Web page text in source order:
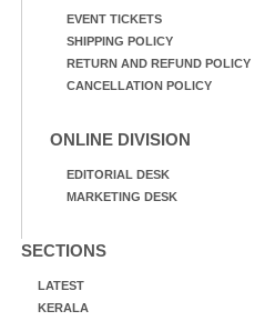
EVENT TICKETS
SHIPPING POLICY
RETURN AND REFUND POLICY
CANCELLATION POLICY
ONLINE DIVISION
EDITORIAL DESK
MARKETING DESK
SECTIONS
LATEST
KERALA